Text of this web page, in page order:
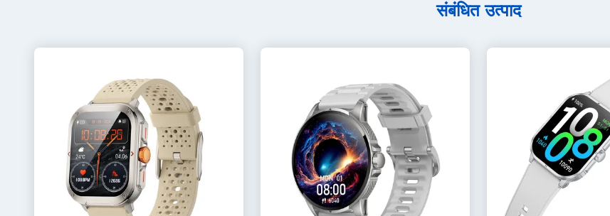
संबंधित उत्पाद